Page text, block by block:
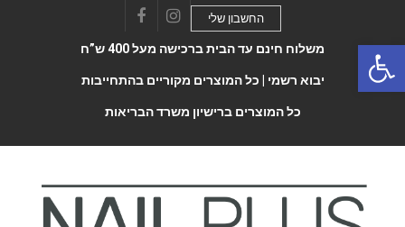
FacebookInstagram
החשבון שלי
משלוח חינם עד הבית ברכישה מעל 400 ש”ח
יבוא רשמי | כל המוצרים מקוריים בהתחייבות
כל המוצרים ברישיון משרד הבריאות